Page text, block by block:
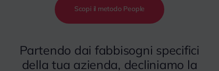
Scopi il metodo People
Partendo dai fabbisogni specifici
della tua azienda, decliniamo la